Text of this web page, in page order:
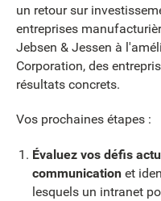
un retour sur
entreprises
Jebsen & Jessen à
Corporation, des
résultats concrets.
Vos prochaines étapes :
Évaluez vos défis
communicationet
lesquels un intranet